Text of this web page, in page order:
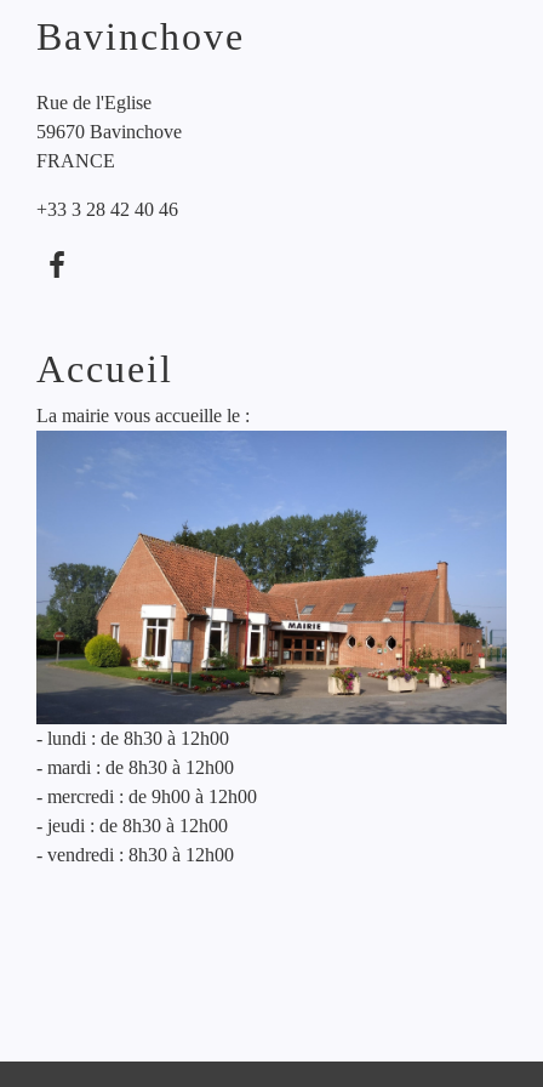
Bavinchove
Rue de l'Eglise
59670 Bavinchove
FRANCE
+33 3 28 42 40 46
Accueil
La mairie vous accueille le :
- lundi : de 8h30 à 12h00
- mardi : de 8h30 à 12h00
- mercredi : de 9h00 à 12h00
- jeudi : de 8h30 à 12h00
- vendredi : 8h30 à 12h00